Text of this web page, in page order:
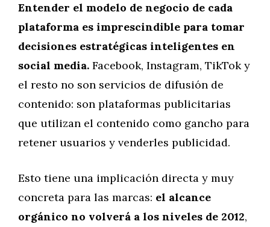
Entender el modelo de negocio de cada
plataforma es imprescindible para tomar
decisiones estratégicas inteligentes en
social media. Facebook, Instagram, TikTok y
el resto no son servicios de difusión de
contenido: son plataformas publicitarias
que utilizan el contenido como gancho para
retener usuarios y venderles publicidad.
Esto tiene una implicación directa y muy
concreta para las marcas: el alcance
orgánico no volverá a los niveles de 2012,